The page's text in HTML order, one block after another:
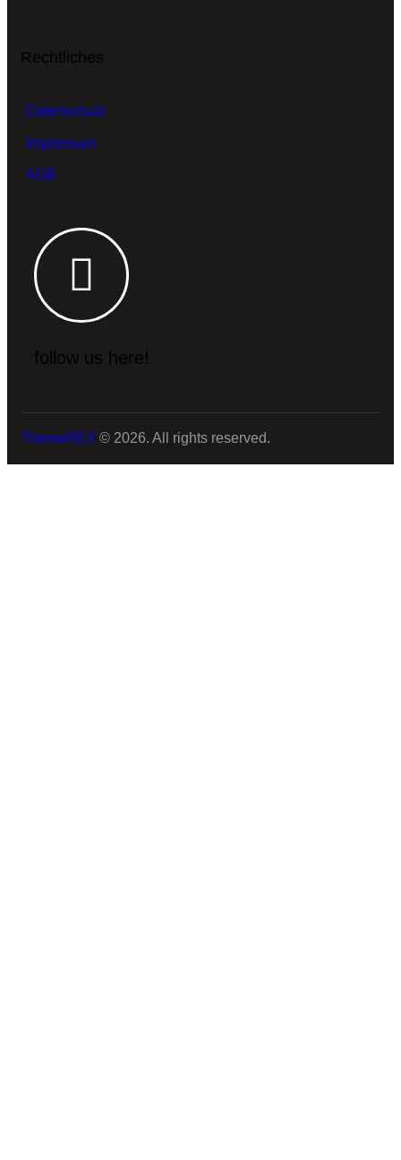
Rechtliches
Datenschutz
Impressum
AGB
follow us here!
ThemeREX © 2026. All rights reserved.